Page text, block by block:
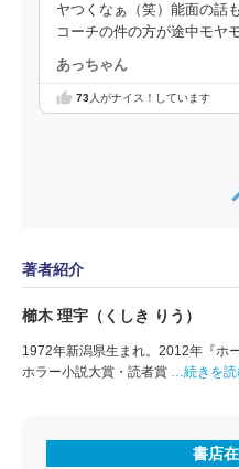
ヤつくなぁ（笑）能面の話
コーチの件の方が途中モヤ
あっちゃん
73人がナイス！しています
著者紹介
櫛木 理宇（くしき りう）
1972年新潟県生まれ。2012年『ホ
ホラー小説大賞・読者賞
…続きを
書店